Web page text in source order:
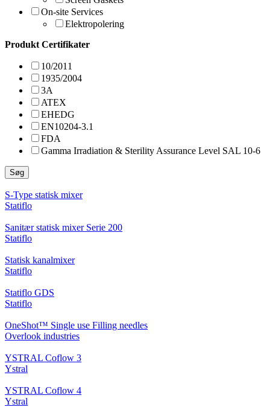
On-site Services
Elektropolering
Produkt Certifikater
10/2011
1935/2004
3A
ATEX
EHEDG
EN10204-3.1
FDA
Gamma Irradiation & Sterility Assurance Level SAL 10-6
Søg
S-Type statisk mixer
Statiflo
Sanitær statisk mixer Serie 200
Statiflo
Statisk kanalmixer
Statiflo
Statiflo GDS
Statiflo
OneShot™ Single use Filling needles
Overlook industries
YSTRAL Coflow 3
Ystral
YSTRAL Coflow 4
Ystral